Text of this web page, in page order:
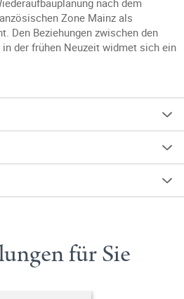
nach dem
Zone Mainz als
Den Beziehungen zwischen den
der frühen Neuzeit widmet sich ein
für Sie